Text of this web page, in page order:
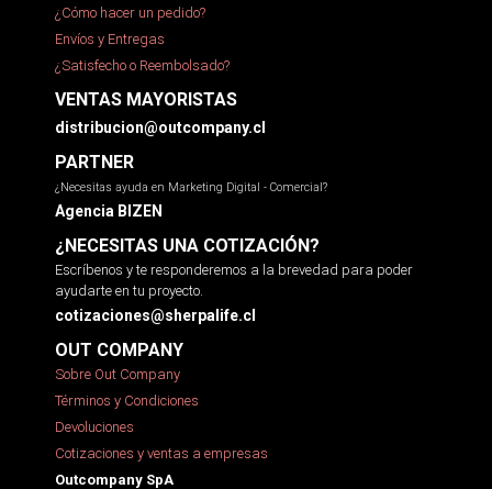
¿Cómo hacer un pedido?
Envíos y Entregas
¿Satisfecho o Reembolsado?
VENTAS MAYORISTAS
distribucion@outcompany.cl
PARTNER
¿Necesitas ayuda en Marketing Digital - Comercial?
Agencia BIZEN
¿NECESITAS UNA COTIZACIÓN?
Escríbenos y te responderemos a la brevedad para poder
ayudarte en tu proyecto.
cotizaciones@sherpalife.cl
OUT COMPANY
Sobre Out Company
Términos y Condiciones
Devoluciones
Cotizaciones y ventas a empresas
Outcompany SpA